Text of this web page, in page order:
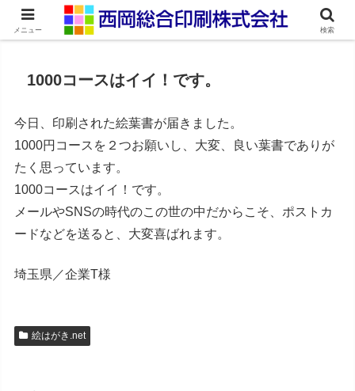
ネット印刷通販・オンデマンド印刷
1000コースはイイ！です。
今日、印刷された絵葉書が届きました。
1000円コースを２つお願いし、大変、良い葉書でありが
たく思っています。
1000コースはイイ！です。
メールやSNSの時代のこの世の中だからこそ、ポストカ
ードなどを送ると、大変喜ばれます。
埼玉県／企業T様
絵はがき.net
メニュー 検索